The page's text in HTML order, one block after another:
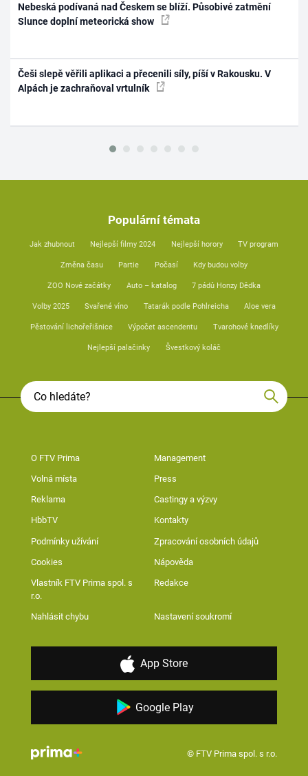
Nebeská podívaná nad Českem se blíží. Působivé zatmění
Slunce doplní meteorická show
Češi slepě věřili aplikaci a přecenili síly, píší v Rakousku. V
Alpách je zachraňoval vrtulník
Populární témata
Jak zhubnout Nejlepší filmy 2024 Nejlepší horory TV program
Změna času Partie Počasí Kdy budou volby
ZOO Nové začátky Auto – katalog 7 pádů Honzy Dědka
Volby 2025 Svařené víno Tatarák podle Pohlreicha Aloe vera
Pěstování lichořeřišnice Výpočet ascendentu Tvarohové knedlíky
Nejlepší palačinky Švestkový koláč
O FTV Prima Management
Volná místa Press
Reklama Castingy a výzvy
HbbTV Kontakty
Podmínky užívání Zpracování osobních údajů
Cookies Nápověda
Vlastník FTV Prima spol. s
r.o.
Redakce
Nahlásit chybu Nastavení soukromí
App Store
Google Play
© FTV Prima spol. s r.o.